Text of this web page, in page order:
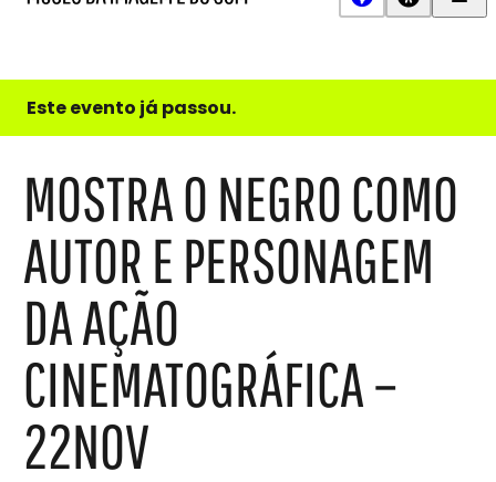
e
do
Este evento já passou.
MOSTRA O NEGRO COMO
AUTOR E PERSONAGEM
DA AÇÃO
CINEMATOGRÁFICA –
22NOV